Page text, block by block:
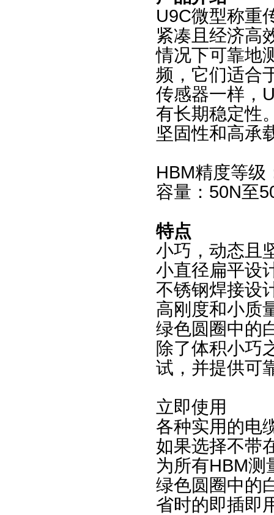
U9C微型称重
紧凑且经济高
情况下可靠地
频，它们适合
传感器一样，
有长期稳定性
坚固性和高承
HBM精度等级
容量：50N至
特点
小巧，动态且
小直径扁平设
不锈钢焊接设
高刚度和小质
绿色圆圈中的
除了体积小巧
试，并提供可
立即使用
各种实用的电
如果选择不带
为所有HBM测
绿色圆圈中的
省时的即插即